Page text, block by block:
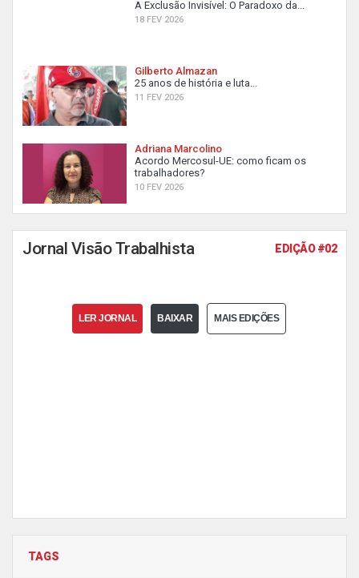
A Exclusão Invisível: O Paradoxo da...
18 FEV 2026
Gilberto Almazan
25 anos de história e luta...
11 FEV 2026
Adriana Marcolino
Acordo Mercosul-UE: como ficam os
trabalhadores?
10 FEV 2026
Jornal Visão Trabalhista EDIÇÃO #02
LER JORNAL BAIXAR MAIS EDIÇÕES
TAGS